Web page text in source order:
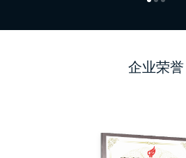
企业荣誉